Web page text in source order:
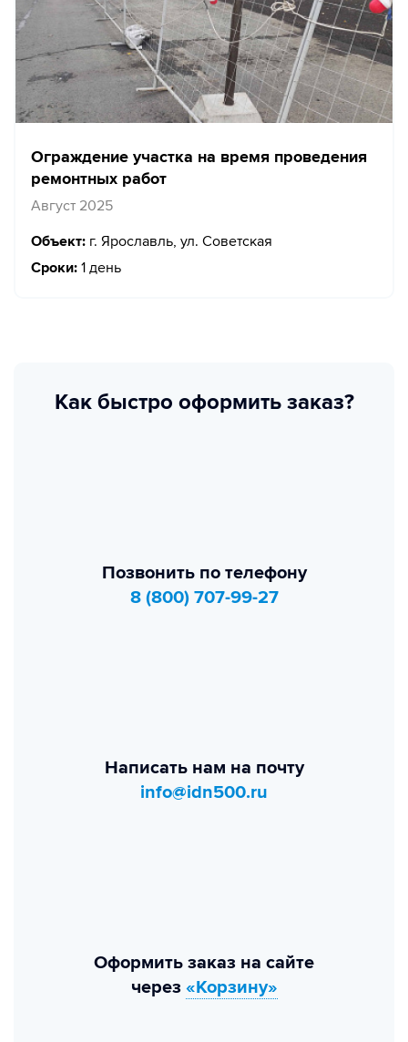
Ограждение участка на время проведения
ремонтных работ
Август 2025
Объект: г. Ярославль, ул. Советская
Сроки: 1 день
Как быстро оформить заказ?
Позвонить по телефону
8 (800) 707-99-27
Написать нам на почту
info@idn500.ru
Оформить заказ на сайте
через «Корзину»